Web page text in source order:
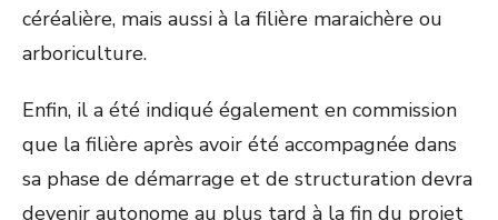
céréalière, mais aussi à la filière maraichère ou
arboriculture.
Enfin, il a été indiqué également en commission
que la filière après avoir été accompagnée dans
sa phase de démarrage et de structuration devra
devenir autonome au plus tard à la fin du projet